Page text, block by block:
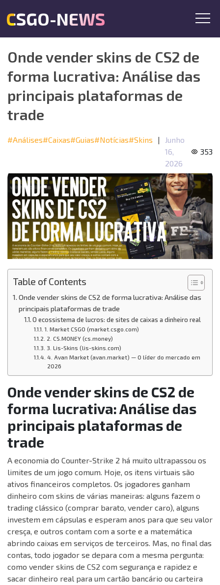
CSGO-NEWS
Onde vender skins de CS2 de
forma lucrativa: Análise das
principais plataformas de
trade
#Análises#Caixas#Guias#Notícias#Skins |
Junho
16,
2026
353
Table of Contents
Onde vender skins de CS2 de forma lucrativa: Análise das
principais plataformas de trade
O ecossistema de lucros: de sites de caixas a dinheiro real
1. Market CSGO (market.csgo.com)
2. CS.MONEY (cs.money)
3. Lis-Skins (lis-skins.com)
4. Avan Market (avan.market) — O líder do mercado em
2026
Onde vender skins de CS2 de
forma lucrativa: Análise das
principais plataformas de
trade
A economia do Counter-Strike 2 há muito ultrapassou os
limites de um jogo comum. Hoje, os itens virtuais são
ativos financeiros completos. Os jogadores ganham
dinheiro com skins de várias maneiras: alguns fazem o
trading clássico (comprar barato, vender caro), alguns
investem em cápsulas e esperam anos para que seu valor
cresça, e outros contam com a sorte e a matemática
abrindo caixas em serviços de terceiros. Mas, no final das
contas, todo jogador se depara com a mesma pergunta:
como vender skins de CS2 com segurança e rapidez e
sacar dinheiro real para um cartão bancário ou carteira